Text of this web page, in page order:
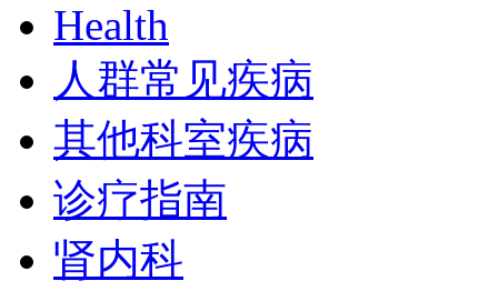
Health
人群常见疾病
其他科室疾病
诊疗指南
肾内科